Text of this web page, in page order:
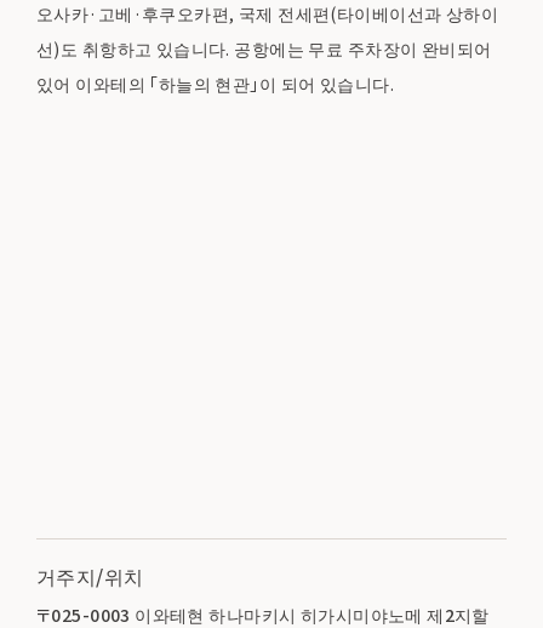
오사카·고베·후쿠오카편, 국제 전세편(타이베이선과 상하이
선)도 취항하고 있습니다. 공항에는 무료 주차장이 완비되어
있어 이와테의 「하늘의 현관」이 되어 있습니다.
거주지/위치
〒025-0003 이와테현 하나마키시 히가시미야노메 제2지할